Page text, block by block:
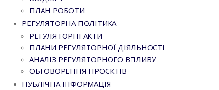
ПЛАН РОБОТИ
РЕГУЛЯТОРНА ПОЛІТИКА
РЕГУЛЯТОРНІ АКТИ
ПЛАНИ РЕГУЛЯТОРНОЇ ДІЯЛЬНОСТІ
АНАЛІЗ РЕГУЛЯТОРНОГО ВПЛИВУ
ОБГОВОРЕННЯ ПРОЄКТІВ
ПУБЛІЧНА ІНФОРМАЦІЯ